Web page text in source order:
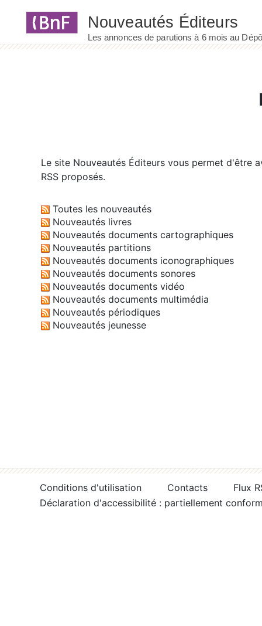
Le site Nouveautés Éditeurs vous permet d'être
RSS proposés.
Toutes les nouveautés
Nouveautés livres
Nouveautés documents cartographiques
Nouveautés partitions
Nouveautés documents iconographiques
Nouveautés documents sonores
Nouveautés documents vidéo
Nouveautés documents multimédia
Nouveautés périodiques
Nouveautés jeunesse
Conditions d'utilisation Contacts
Flux
Déclaration d'accessibilité : partiellement